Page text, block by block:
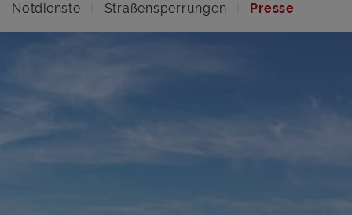
Notdienste
Straßensperrungen Presse